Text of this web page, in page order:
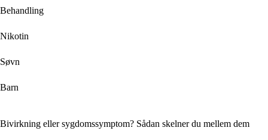
Behandling
Nikotin
Søvn
Barn
Bivirkning eller sygdomssymptom? Sådan skelner du mellem dem